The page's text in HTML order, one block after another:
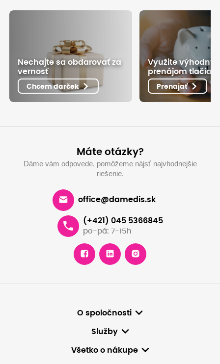
Nechajte sa obdarovať za
vernosť
Chcem darček
Využite výhodný
prenájom
Prenajať
Máte otázky?
Dáme vám odpovede, pomôžeme nájsť najvhodnejšie
riešenie.
office@damedis.sk
(+421) 045 5366845
po-pá: 7-15h
O spoločnosti
Služby
Všetko o nákupe